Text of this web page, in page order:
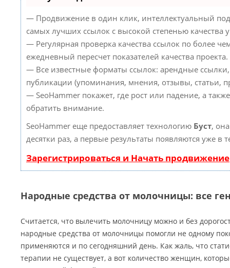
— Продвижение в один клик, интеллектуальный
самых лучших ссылок с высокой степенью качества
— Регулярная проверка качества ссылок по более
ежедневный пересчет показателей качества проекта.
— Все известные форматы ссылок: арендные
публикации (упоминания, мнения, отзывы, статьи,
— SeoHammer покажет, где рост или падение, а
обратить внимание.
SeoHammer еще предоставляет технологию Буст,
десятки раз, а первые результаты появляются уже в
Зарегистрироваться и Начать продвижение
Народные средства от молочницы: все
Считается, что вылечить молочницу можно и без
народные средства от молочницы помогли не одному
применяются и по сегодняшний день. Как жаль, что
терапии не существует, а вот количество женщин,